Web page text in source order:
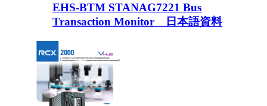
EHS-BTM STANAG7221 Bus
Transaction Monitor 日本語資料